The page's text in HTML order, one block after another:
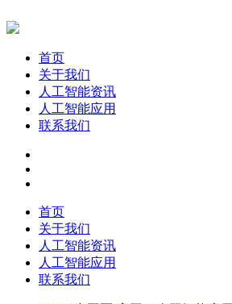
首页
关于我们
人工智能资讯
人工智能应用
联系我们
首页
关于我们
人工智能资讯
人工智能应用
联系我们